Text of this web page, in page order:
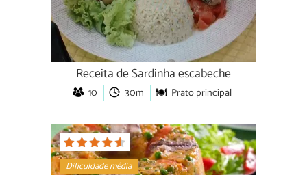
Receita de Sardinha escabeche
10 30m Prato principal
Dificuldade média